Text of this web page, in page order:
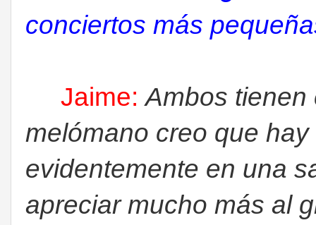
conciertos más
Jaime:Ambos
melómano creo que
evidentemente en una
apreciar mucho más al